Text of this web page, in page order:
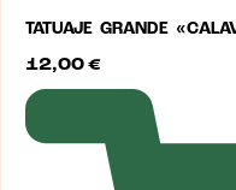
TATUAJE GRANDE
12,00 €